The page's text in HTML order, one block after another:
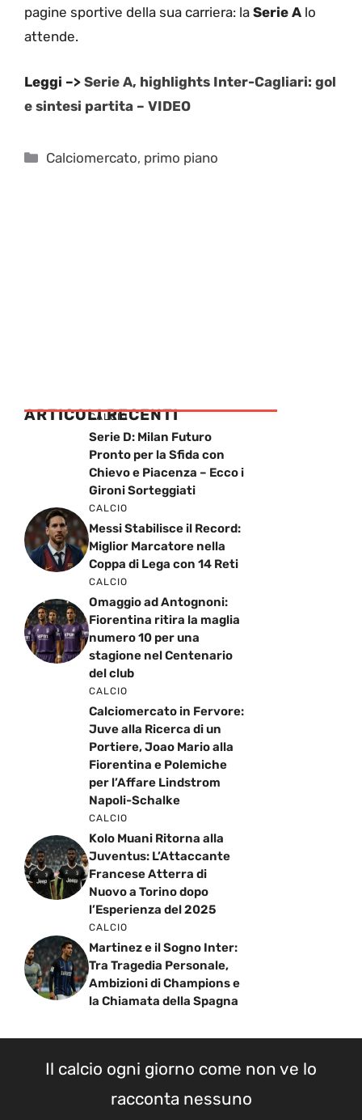
pagine sportive della sua carriera: la Serie A lo
attende.
Leggi –> Serie A, highlights Inter-Cagliari: gol
e sintesi partita – VIDEO
Categorie
Calciomercato, primo piano
ARTICOLI RECENTI
CALCIO
Serie D: Milan Futuro
Pronto per la Sfida con
Chievo e Piacenza – Ecco i
Gironi Sorteggiati
CALCIO
Messi Stabilisce il Record:
Miglior Marcatore nella
Coppa di Lega con 14 Reti
CALCIO
Omaggio ad Antognoni:
Fiorentina ritira la maglia
numero 10 per una
stagione nel Centenario
del club
CALCIO
Calciomercato in Fervore:
Juve alla Ricerca di un
Portiere, Joao Mario alla
Fiorentina e Polemiche
per l’Affare Lindstrom
Napoli-Schalke
CALCIO
Kolo Muani Ritorna alla
Juventus: L’Attaccante
Francese Atterra di
Nuovo a Torino dopo
l’Esperienza del 2025
CALCIO
Martinez e il Sogno Inter:
Tra Tragedia Personale,
Ambizioni di Champions e
la Chiamata della Spagna
Il calcio ogni giorno come non ve lo
racconta nessuno